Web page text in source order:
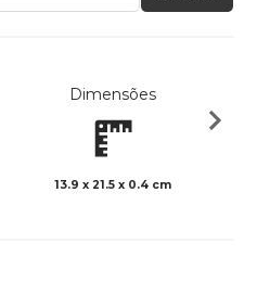
Dimensões
13.9 x 21.5 x 0.4 cm